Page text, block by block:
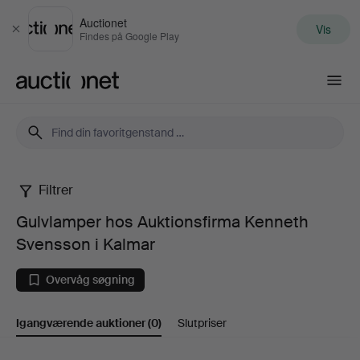
Luk
Auctionet
Findes på Google Play Vis
Gulvlamper
hos
Auktionsfirma
Kenneth
Filtrer
Gulvlamper hos Auktionsfirma Kenneth
Svensson i Kalmar
Overvåg søgning
Igangværende auktioner(0) Slutpriser